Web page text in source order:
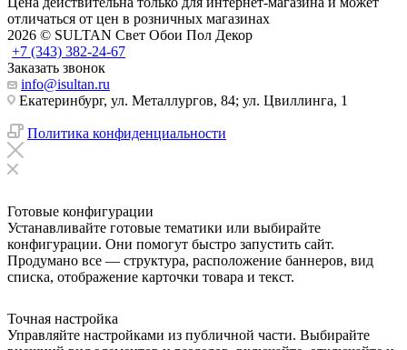
отличаться от цен в розничных магазинах
2026 © SULTAN Свет Обои Пол Декор
+7 (343) 382-24-67
Заказать звонок
info@isultan.ru
Екатеринбург, ул. Металлургов, 84; ул. Цвиллинга, 1
Политика конфиденциальности
Готовые конфигурации
Устанавливайте готовые тематики или выбирайте
конфигурации. Они помогут быстро запустить сайт.
Продумано все — структура, расположение баннеров, вид
списка, отображение карточки товара и текст.
Точная настройка
Управляйте настройками из публичной части. Выбирайте